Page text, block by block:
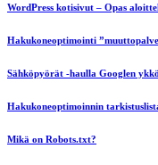
WordPress kotisivut – Opas
Hakukoneoptimointi
Sähköpyörät -haulla Googlen
Hakukoneoptimoinnin
Mikä on Robots.txt?